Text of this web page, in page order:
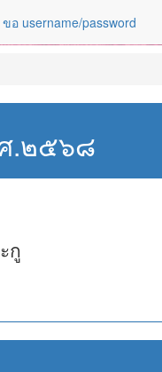
ขอ username/password
.๒๕๖๘
กู